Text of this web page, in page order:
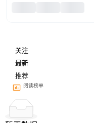
关注
最新
推荐
阅读榜单